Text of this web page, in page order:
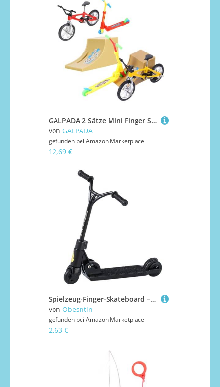
GALPADA 2 Sätze Mini Finger Skateboard mit Rampen Fingertip Bike Tischdekoration Kreatives Fingerspielzeug für Jungen Mädchen Sammlung
von GALPADA
gefunden bei Amazon Marketplace
12,69 €
Spielzeug-Finger-Skateboard – Tragbares Mini-Stunt-Scooter-Requisit Cooles Sport-Sammlerstück, verspieltes Balance-Gadget, trendiges Schreibtisch-Accessoire mit sanftem Fahrgefühl | Spielzeug-Finger-S
von Obesntln
gefunden bei Amazon Marketplace
2,63 €